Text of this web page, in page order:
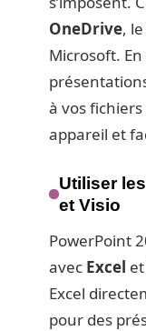
OneDrive,
Microsoft.
à vos
appareil et
Utiliser
et Visio
PowerPoint
avec Excel et
Excel
pour des